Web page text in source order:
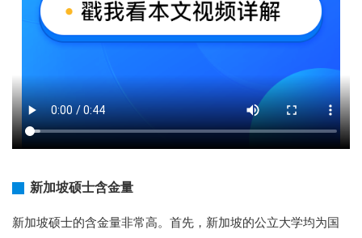
新加坡硕士含金量
新加坡硕士的含金量非常高。首先，新加坡的公立大学均为国